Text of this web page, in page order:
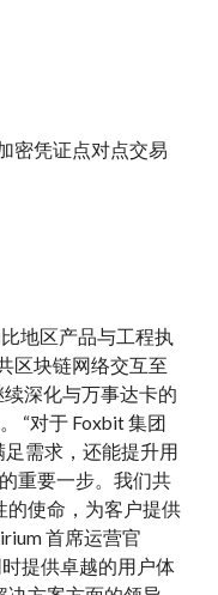
密凭证点对点交易
地区产品与工程执
区块链网络交互至
深化与万事达卡的
“对于 Foxbit 集团
需求，还能提升用
重要一步。我们共
的使命，为客户提供
首席运营官
提供卓越的用户体